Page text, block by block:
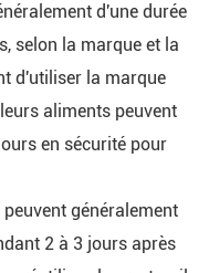
d'une durée
selon la marque et la
d'utiliser la marque
aliments peuvent
en sécurité pour
généralement
2 à 3 jours après